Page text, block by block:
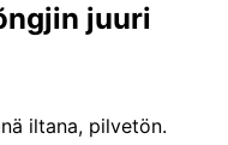
juuri
iltana, pilvetön.